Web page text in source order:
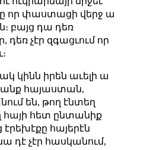
որ փաստացի վերջ ա
բայց դա դեռ
դեռ չէր զգացւում որ
կինն իրեն աւելի ա
հայաստան,
են, թող էնտեղ
հայի հետ ընտանիք
էրեխէքը հայերէն
դէ չէր հասկանում,